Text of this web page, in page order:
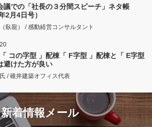
議での「社長の３分間スピーチ」ネタ帳
2月4日号）
臥龍） / 感動経営コンサルタント
コの字型 」配棟「 F字型 」配棟と「 E字型
避けた方が良い
/ 碓井建築オフィス代表
新着情報メール